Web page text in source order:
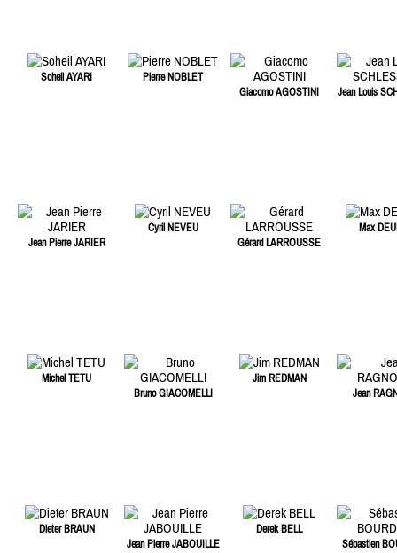
Soheil AYARI
Pierre NOBLET
Giacomo AGOSTINI
Jean Louis
Jean Pierre JARIER
Cyril NEVEU
Gérard LARROUSSE
Max
Michel TETU
Bruno GIACOMELLI
Jim REDMAN
Jean
Dieter BRAUN
Jean Pierre JABOUILLE
Derek BELL
Sébastien